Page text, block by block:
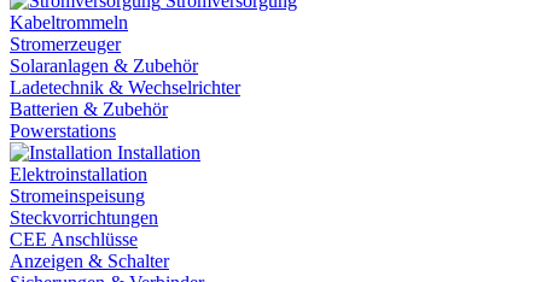
Kabeltrommeln
Stromerzeuger
Solaranlagen & Zubehör
Ladetechnik & Wechselrichter
Batterien & Zubehör
Powerstations
Installation
Elektroinstallation
Stromeinspeisung
Steckvorrichtungen
CEE Anschlüsse
Anzeigen & Schalter